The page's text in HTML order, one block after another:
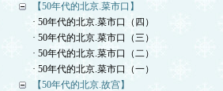
【50年代的北京.菜市口】
· 50年代的北京.菜市口（四）
· 50年代的北京.菜市口（三）
· 50年代的北京.菜市口（二）
· 50年代的北京.菜市口（一）
【50年代的北京.故宫】